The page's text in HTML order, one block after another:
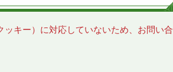
キー）に対応していないため、お問い合